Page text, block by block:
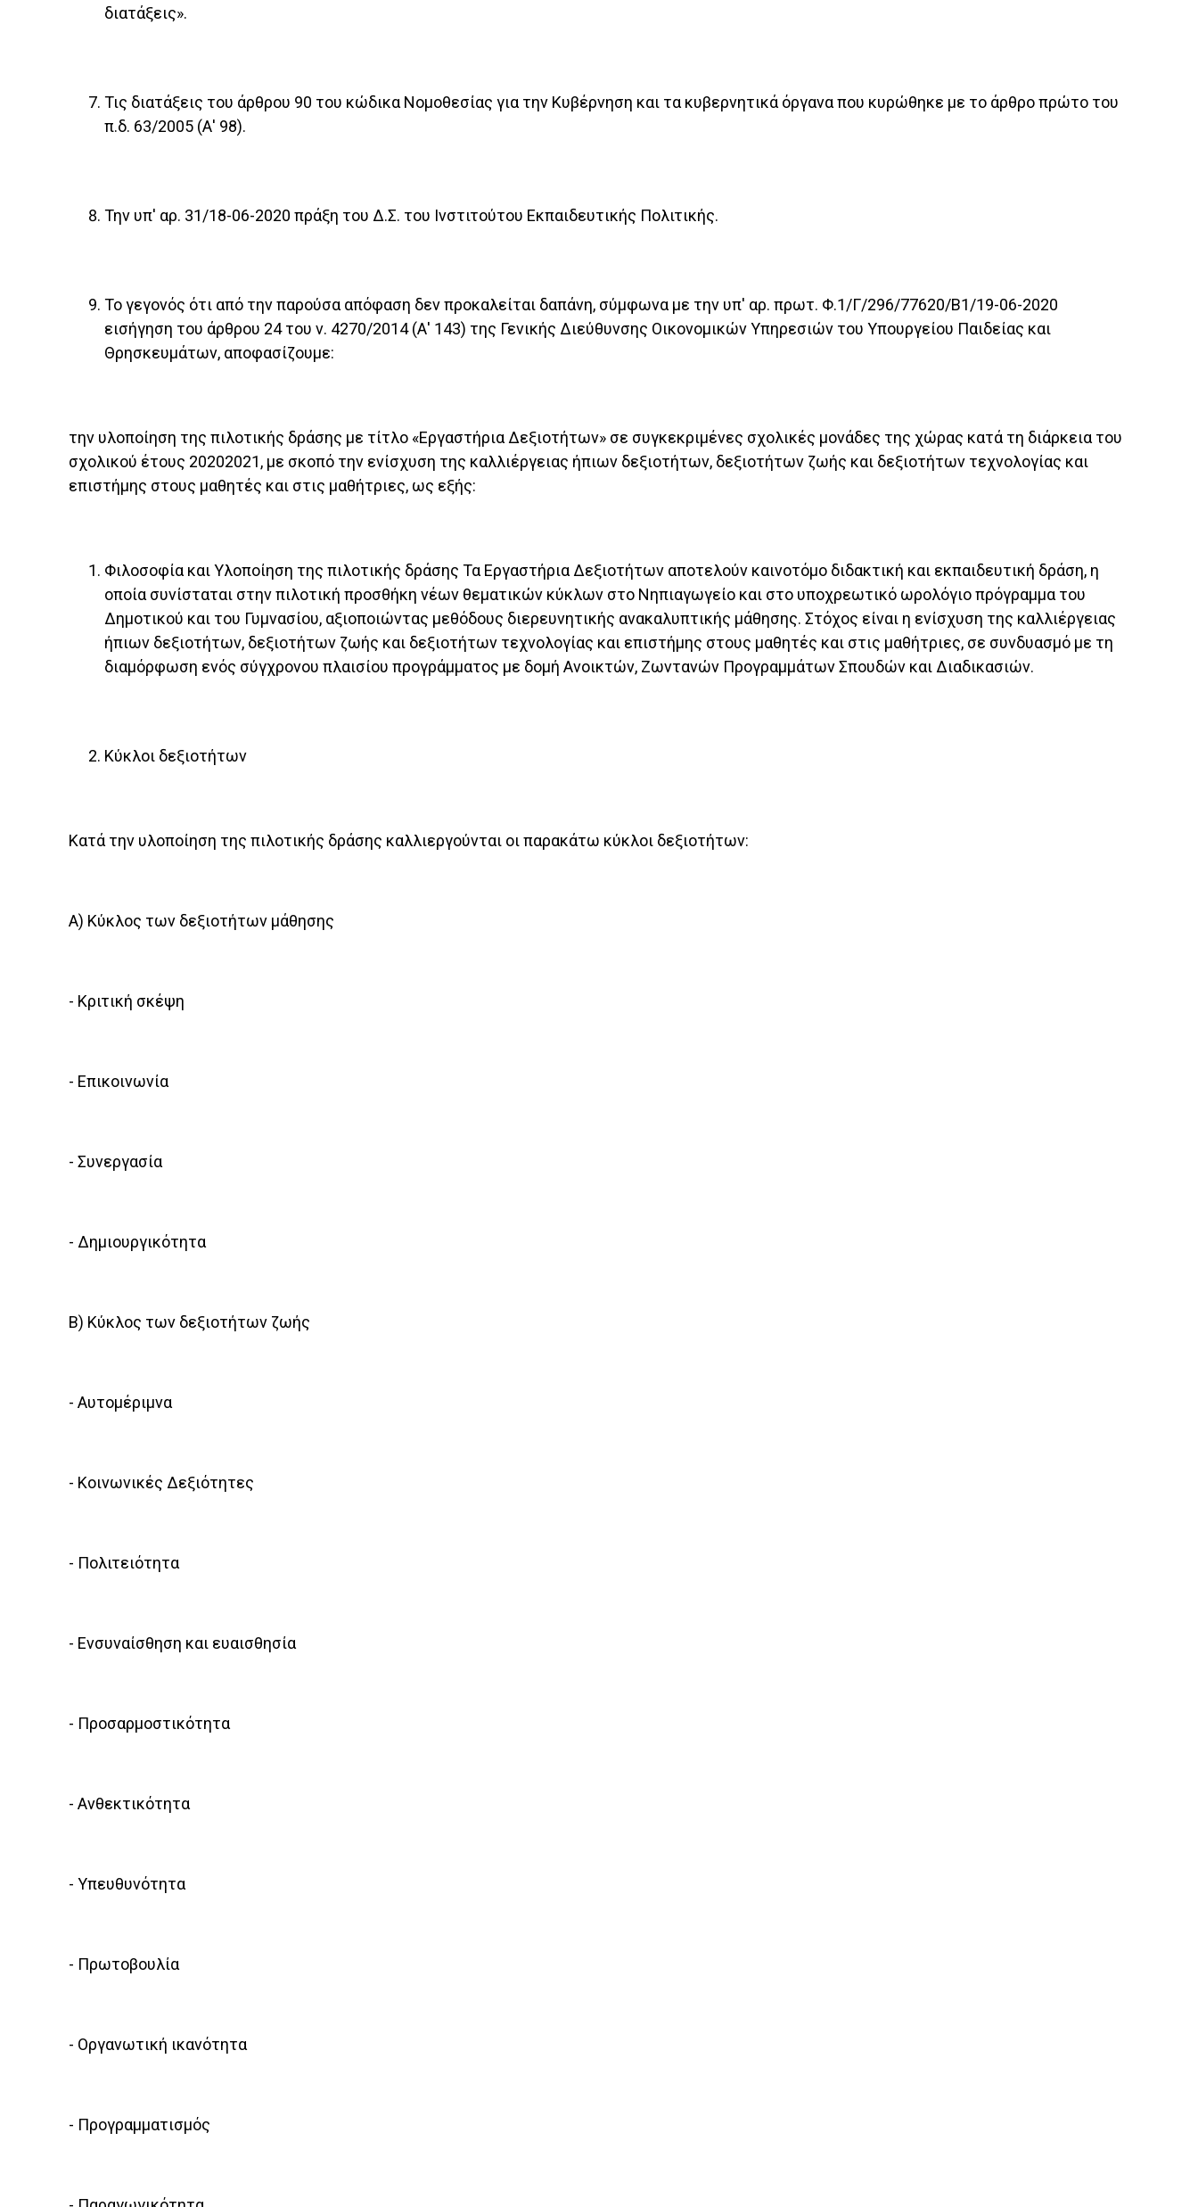
διατάξεις».
Τις διατάξεις του άρθρου 90 του κώδικα Νομοθεσίας για την Κυβέρνηση και τα κυβερνητικά όργανα που κυρώθηκε με το άρθρο πρώτο του
π.δ. 63/2005 (Α' 98).
Την υπ' αρ. 31/18-06-2020 πράξη του Δ.Σ. του Ινστιτούτου Εκπαιδευτικής Πολιτικής.
Το γεγονός ότι από την παρούσα απόφαση δεν προκαλείται δαπάνη, σύμφωνα με την υπ' αρ. πρωτ. Φ.1/Γ/296/77620/Β1/19-06-2020
εισήγηση του άρθρου 24 του ν. 4270/2014 (Α' 143) της Γενικής Διεύθυνσης Οικονομικών Υπηρεσιών του Υπουργείου Παιδείας και
Θρησκευμάτων, αποφασίζουμε:
την υλοποίηση της πιλοτικής δράσης με τίτλο «Εργαστήρια Δεξιοτήτων» σε συγκεκριμένες σχολικές μονάδες της χώρας κατά τη διάρκεια του
σχολικού έτους 20202021, με σκοπό την ενίσχυση της καλλιέργειας ήπιων δεξιοτήτων, δεξιοτήτων ζωής και δεξιοτήτων τεχνολογίας και
επιστήμης στους μαθητές και στις μαθήτριες, ως εξής:
Φιλοσοφία και Υλοποίηση της πιλοτικής δράσης Τα Εργαστήρια Δεξιοτήτων αποτελούν καινοτόμο διδακτική και εκπαιδευτική δράση, η
οποία συνίσταται στην πιλοτική προσθήκη νέων θεματικών κύκλων στο Νηπιαγωγείο και στο υποχρεωτικό ωρολόγιο πρόγραμμα του
Δημοτικού και του Γυμνασίου, αξιοποιώντας μεθόδους διερευνητικής ανακαλυπτικής μάθησης. Στόχος είναι η ενίσχυση της καλλιέργειας
ήπιων δεξιοτήτων, δεξιοτήτων ζωής και δεξιοτήτων τεχνολογίας και επιστήμης στους μαθητές και στις μαθήτριες, σε συνδυασμό με τη
διαμόρφωση ενός σύγχρονου πλαισίου προγράμματος με δομή Ανοικτών, Ζωντανών Προγραμμάτων Σπουδών και Διαδικασιών.
Κύκλοι δεξιοτήτων
Κατά την υλοποίηση της πιλοτικής δράσης καλλιεργούνται οι παρακάτω κύκλοι δεξιοτήτων:
Α) Κύκλος των δεξιοτήτων μάθησης
- Κριτική σκέψη
- Επικοινωνία
- Συνεργασία
- Δημιουργικότητα
Β) Κύκλος των δεξιοτήτων ζωής
- Αυτομέριμνα
- Κοινωνικές Δεξιότητες
- Πολιτειότητα
- Ενσυναίσθηση και ευαισθησία
- Προσαρμοστικότητα
- Ανθεκτικότητα
- Υπευθυνότητα
- Πρωτοβουλία
- Οργανωτική ικανότητα
- Προγραμματισμός